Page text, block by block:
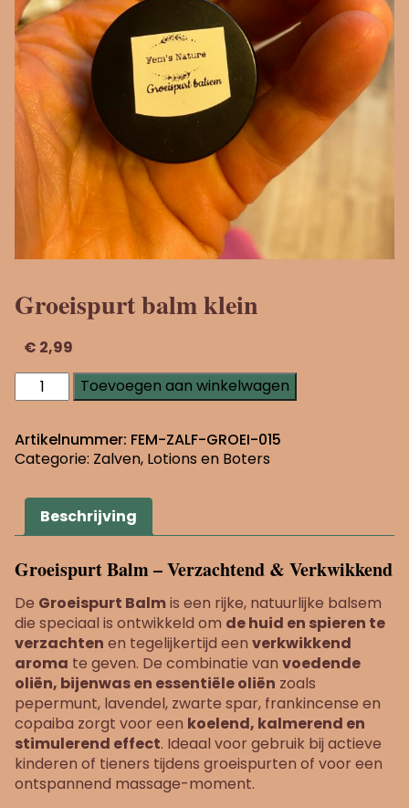
Groeispurt balm klein
€ 2,99
Groeispurt
balm
aantal
Toevoegen aan winkelwagen
Artikelnummer: FEM-ZALF-GROEI-015
Categorie: Zalven, Lotions en Boters
Beschrijving
Groeispurt Balm – Verzachtend & Verkwikkend
De Groeispurt Balmis een rijke, natuurlijke balsem
die speciaal is ontwikkeld om de huid en spieren te
verzachten en tegelijkertijd een verkwikkend
aroma te geven. De combinatie van voedende
oliën, bijenwas en essentiële oliën zoals
pepermunt, lavendel, zwarte spar, frankincense en
copaiba zorgt voor een koelend, kalmerend en
stimulerend effect. Ideaal voor gebruik bij actieve
kinderen of tieners tijdens groeispurten of voor een
ontspannend massage-moment.